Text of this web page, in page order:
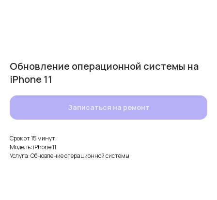
Обновление операционной системы на
iPhone 11
Записаться на ремонт
Срок от 15 минут.
Модель: iPhone 11
Услуга: Обновление операционной системы